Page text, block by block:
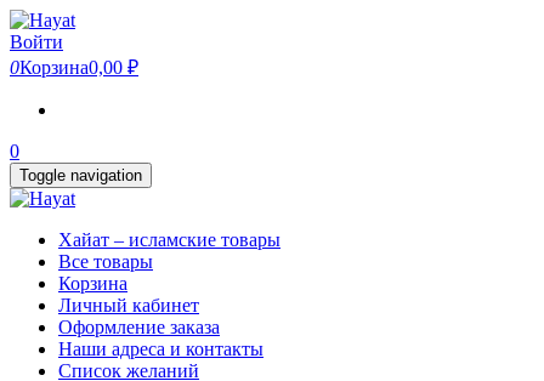
Skip
to
the
content
Войти
0Корзина0,00 ₽
0
Toggle navigation
Хайат – исламские товары
Все товары
Корзина
Личный кабинет
Оформление заказа
Наши адреса и контакты
Список желаний